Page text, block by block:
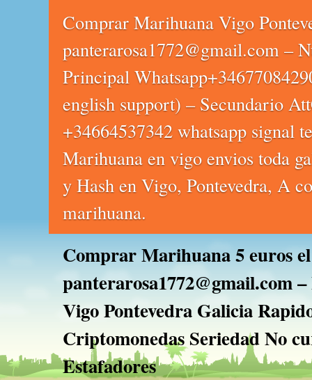
Comprar Marihuana Vigo
panterarosa1772@gmail.com –
Principal
english support) – Secundario
+34664537342 whatsapp signal
Marihuana en vigo envios toda
y Hash en Vigo, Pontevedra, A
marihuana.
Comprar Marihuana 5 euros
panterarosa1772@gmail.com
Vigo Pontevedra Galicia
Criptomonedas Seriedad No
Estafadores